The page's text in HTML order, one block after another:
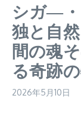
シガ―・
独と自
間の魂
る奇跡
2026年5月10日